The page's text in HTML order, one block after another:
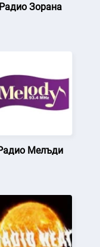
Радио Зорана
Мелъди